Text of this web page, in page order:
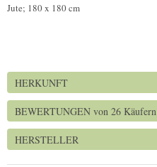
Jute; 180 x 180 cm
HERKUNFT
BEWERTUNGEN von 26 Käufern
HERSTELLER